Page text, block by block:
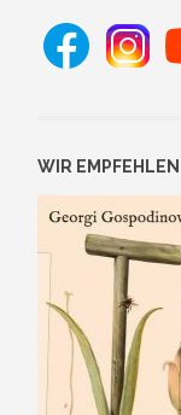
WIR EMPFEHLEN